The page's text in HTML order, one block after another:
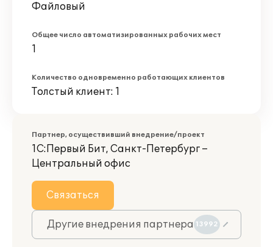
Файловый
Общее число автоматизированных рабочих мест
1
Количество одновременно работающих клиентов
Толстый клиент: 1
Партнер, осуществивший внедрение/проект
1С:Первый Бит, Санкт-Петербург –
Центральный офис
Связаться
Другие внедрения партнера 13992